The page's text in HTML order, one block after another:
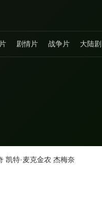
剧情片 战争片 大陆剧
凯特·麦克金农 杰梅奈